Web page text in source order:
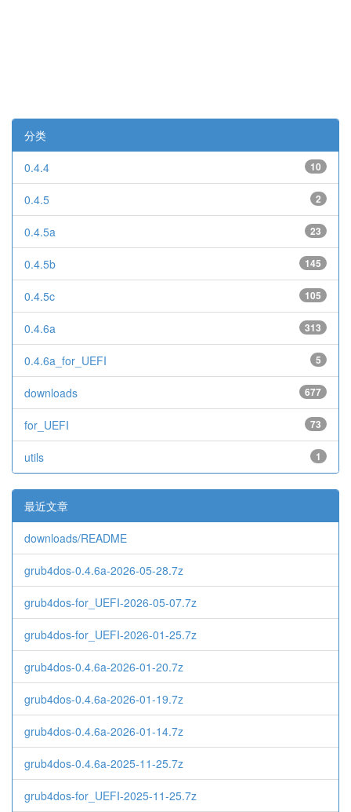
分类
10
0.4.4
2
0.4.5
23
0.4.5a
145
0.4.5b
105
0.4.5c
313
0.4.6a
5
0.4.6a_for_UEFI
677
downloads
73
for_UEFI
1
utils
最近文章
downloads/README
grub4dos-0.4.6a-2026-05-28.7z
grub4dos-for_UEFI-2026-05-07.7z
grub4dos-for_UEFI-2026-01-25.7z
grub4dos-0.4.6a-2026-01-20.7z
grub4dos-0.4.6a-2026-01-19.7z
grub4dos-0.4.6a-2026-01-14.7z
grub4dos-0.4.6a-2025-11-25.7z
grub4dos-for_UEFI-2025-11-25.7z